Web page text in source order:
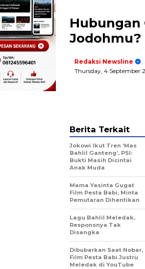
Hubungan
Jodohmu?
Redaksi Newsline
Thursday, 4 September
Berita Terkait
Jokowi Ikut Tren ‘Mas
Bahlil Ganteng’, PSI:
Bukti Masih Dicintai
Anak Muda
Mama Yasinta Gugat
Film Pesta Babi, Minta
Pemutaran Dihentikan
Lagu Bahlil Meledak,
Responsnya Tak
Disangka
Dibubarkan Saat Nobar,
Film Pesta Babi Justru
Meledak di YouTube